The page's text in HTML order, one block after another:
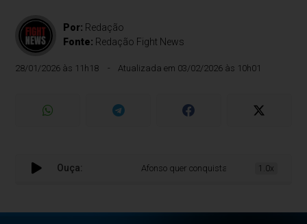
Por: Redação
Fonte: Redação Fight News
28/01/2026 às 11h18 Atualizada em 03/02/2026 às 10h01
Ouça: Afonso quer conquistar a Europa no Madeira
1.0x